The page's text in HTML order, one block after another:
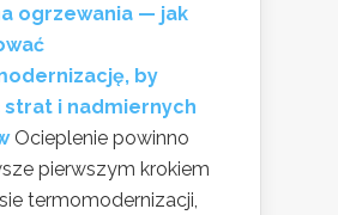
ogrzewania — jak
by
strat i nadmiernych
Ocieplenie powinno
pierwszym krokiem
termomodernizacji,